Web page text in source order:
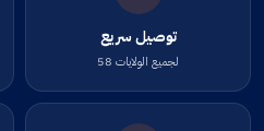
توصيل سريع
لجميع الولايات 58